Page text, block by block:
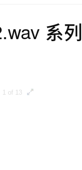
系列
1 of 13